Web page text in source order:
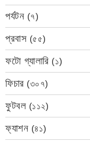
পর্যটন (৭)
প্রবাস (৫৫)
ফটো গ্যালারি (১)
ফিচার (৩০৭)
ফুটবল (১১২)
ফ্যাশন (৪১)